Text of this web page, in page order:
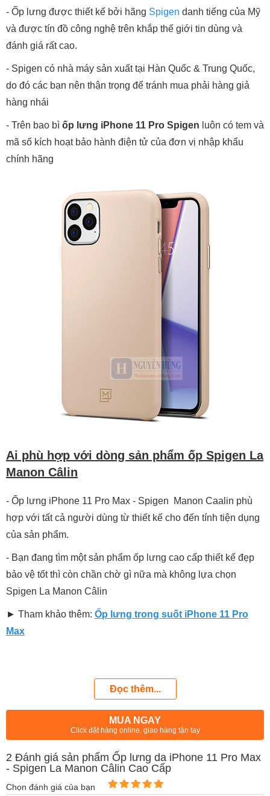
- Ốp lưng được thiết kế bởi hãng Spigen danh tiếng của Mỹ
và được tín đồ công nghệ trên khắp thế giới tin dùng và
đánh giá rất cao.
- Spigen có nhà máy sản xuất tại Hàn Quốc & Trung Quốc,
do đó các bạn nên thận trọng để tránh mua phải hàng giả
hàng nhái
- Trên bao bì ốp lưng iPhone 11 Pro Spigen luôn có tem và
mã số kích hoạt bảo hành điện tử của đơn vị nhập khẩu
chính hãng
Ai phù hợp với dòng sản phẩm ốp Spigen La
Manon Câlin
- Ốp lưng iPhone 11 Pro Max - Spigen Manon Caalin phù
hợp với tất cả người dùng từ thiết kế cho đến tính tiện dụng
của sản phẩm.
- Bạn đang tìm một sản phẩm ốp lưng cao cấp thiết kế đẹp
bảo vệ tốt thì còn chần chờ gì nữa mà không lựa chọn
Spigen La Manon Câlin
► Tham khảo thêm: Ốp lưng trong suốt iPhone 11 Pro
Max
Đọc thêm...
MUA NGAY
Click đặt hàng online, giao hàng tận tay
2 Đánh giá sản phẩm Ốp lưng da iPhone 11 Pro Max
- Spigen La Manon Câlin Cao Cấp
Chọn đánh giá của bạn